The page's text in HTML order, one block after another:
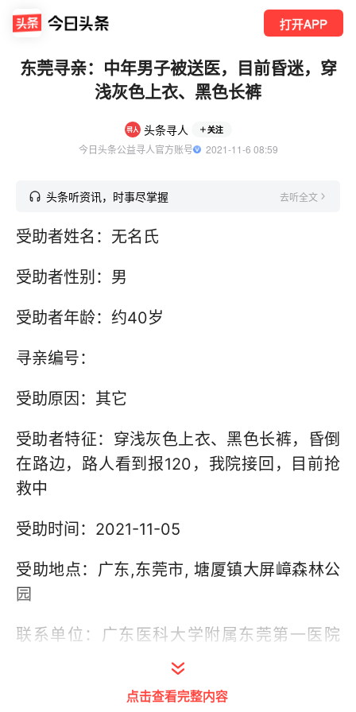
打开APP
东莞寻亲：中年男子被送医，目前昏迷，穿
浅灰色上衣、黑色长裤
头条寻人 关注
今日头条公益寻人官方账号
  2021-11-6 08:59
头条听资讯，时事尽掌握 去听全文
受助者姓名：无名氏
受助者性别：男
受助者年龄：约40岁
寻亲编号：
受助原因：其它
受助者特征：穿浅灰色上衣、黑色长裤，昏倒
在路边，路人看到报120，我院接回，目前抢
救中
受助时间：2021-11-05
受助地点：广东,东莞市, 塘厦镇大屏嶂森林公
园
联系单位：广东医科大学附属东莞第一医院
联系电话：15015100064
点击查看完整内容